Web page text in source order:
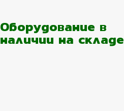
Оборудование в
наличии на складе